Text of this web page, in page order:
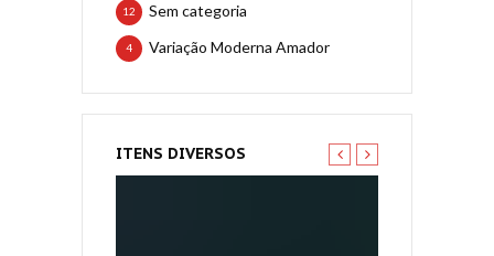
Sem categoria
12
Variação Moderna Amador
4
ITENS DIVERSOS